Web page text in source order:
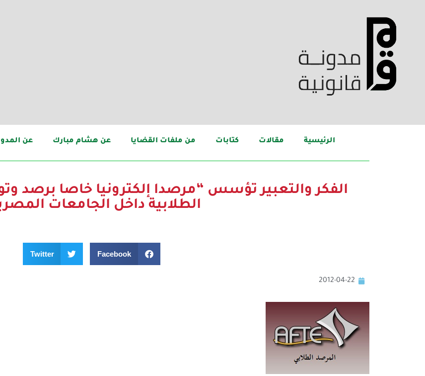
الرئيسية مقالات كتابات من ملفات القضايا عن هشام مبارك عن
الفكر والتعبير تؤسس “مرصدا إلكترونيا خاصا برصد
الطلابية داخل الجامعات
Facebook
Twitter
2012-04-22